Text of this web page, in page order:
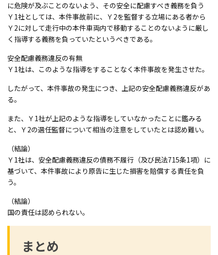
に危険が及ぶことのないよう、その安全に配慮すべき義務を負う
Ｙ1社としては、本件事故前に、Ｙ2を監督する立場にある者から
Ｙ2に対して走行中の本件車両内で移動することのないように厳し
く指導する義務を負っていたというべきである。
安全配慮義務違反の有無
Ｙ1社は、このような指導をすることなく本件事故を発生させた。
したがって、本件事故の発生につき、上記の安全配慮義務違反があ
る。
また、Ｙ1社が上記のような指導をしていなかったことに鑑みる
と、Ｙ2の選任監督について相当の注意をしていたとは認め難い。
（結論）
Ｙ1社は、安全配慮義務違反の債務不履行（及び民法715条1項）に
基づいて、本件事故により原告に生じた損害を賠償する責任を負
う。
（結論）
国の責任は認められない。
まとめ